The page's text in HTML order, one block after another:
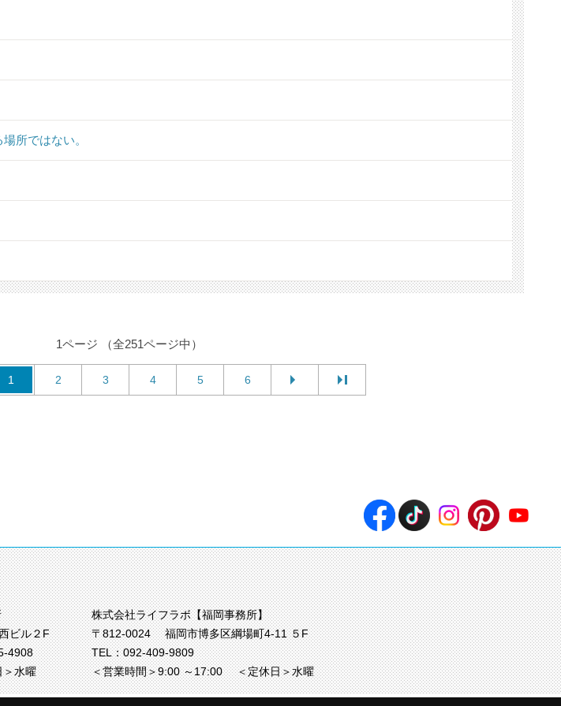
所ではない。
1ページ （全251ページ中）
1 2 3 4 5 6
西ビル２F
4908
水曜
株式会社ライフラボ【福岡事務所】
〒812-0024福岡市博多区綱場町4-11 ５F
TEL：092-409-9809
＜営業時間＞9:00 ～17:00＜定休日＞水曜